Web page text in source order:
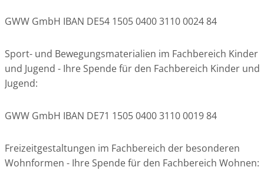
GWW GmbH IBAN DE54 1505 0400 3110 0024 84
Sport- und Bewegungsmaterialien im Fachbereich Kinder
und Jugend - Ihre Spende für den Fachbereich Kinder und
Jugend:
GWW GmbH IBAN DE71 1505 0400 3110 0019 84
Freizeitgestaltungen im Fachbereich der besonderen
Wohnformen - Ihre Spende für den Fachbereich Wohnen: